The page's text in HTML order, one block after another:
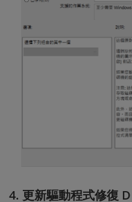
4. 更新驅動程式修復